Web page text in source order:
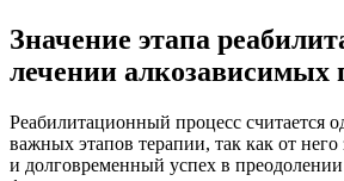
Значение этапа
лечении алкозависимых
Реабилитационный процесс считается
важных этапов терапии, так как от
и долговременный успех в